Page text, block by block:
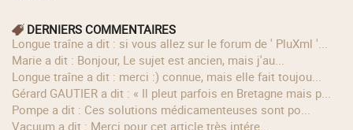
DERNIERS COMMENTAIRES
longue traîne a dit : si vous allez sur le forum de ' PluXml '...
Marie a dit : Bonjour, Le sujet est ancien, mais j'au...
longue traîne a dit : merci :) connue, mais elle fait toujou...
Gérard GAUTIER a dit : « Il pleut parfois en Bretagne mais p...
Pompe a dit : Ces solutions médicamenteuses sont po...
Vacuum a dit : Merci pour cet article très intére...